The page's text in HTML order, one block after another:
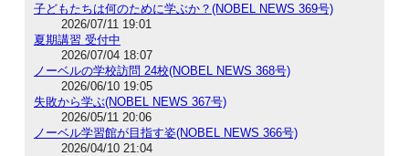
子どもたちは何のために学ぶか？(NOBEL NEWS 369号)
2026/07/11 19:01
夏期講習 受付中
2026/07/04 18:07
ノーベルの学校訪問 24校(NOBEL NEWS 368号)
2026/06/10 19:05
失敗から学ぶ(NOBEL NEWS 367号)
2026/05/11 20:06
ノーベル学習館が目指す姿(NOBEL NEWS 366号)
2026/04/10 21:04